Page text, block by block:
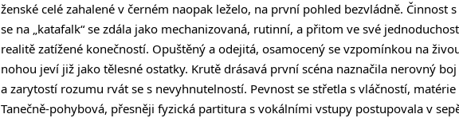
ženské celé zahalené v černém naopak leželo, na první pohled bezvládně. Činnost
se na „katafalk“ se zdála jako mechanizovaná, rutinní, a přitom ve své
realitě zatížené konečností. Opuštěný a odejitá, osamocený se vzpomínkou na
nohou jeví již jako tělesné ostatky. Krutě drásavá první scéna naznačila nerovný
a zarytostí rozumu rvát se s nevyhnutelností. Pevnost se střetla s vláčností,
Tanečně-pohybová, přesněji fyzická partitura s vokálními vstupy postupovala v